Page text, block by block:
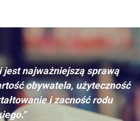
jest najważniejszą sprawą
obywatela, użyteczność
i zacność rodu